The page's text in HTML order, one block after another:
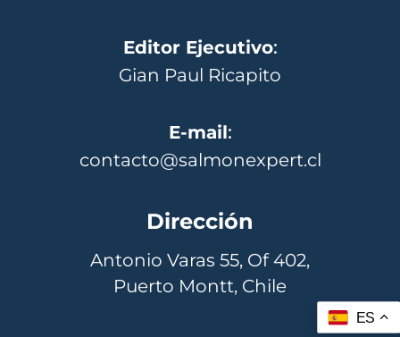
Editor Ejecutivo:
Gian Paul Ricapito
E-mail:
contacto@salmonexpert.cl
Dirección
Antonio Varas 55, Of 402,
Puerto Montt, Chile
ES